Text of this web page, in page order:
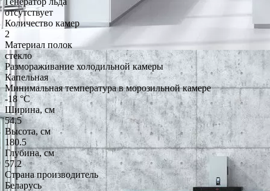
отсутствует
Количество камер
2
Материал полок
стекло
Размораживание холодильной камеры
Капельная
Минимальная температура в морозильной камере
-18 °C
Ширина, см
54.5
Высота, см
180.5
Глубина, см
57.2
Страна производитель
Беларусь